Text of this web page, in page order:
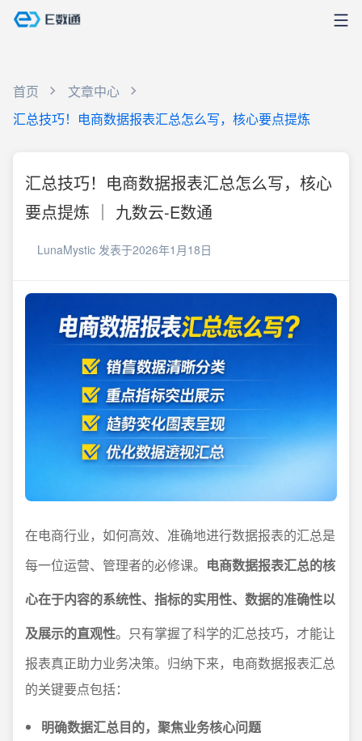
首页
文章中心
汇总技巧！电商数据报表汇总怎么写，核心要点提炼
汇总技巧！电商数据报表汇总怎么写，核心
要点提炼 ｜ 九数云-E数通
LunaMystic 发表于2026年1月18日
在电商行业，如何高效、准确地进行数据报表的汇总是
每一位运营、管理者的必修课。 电商数据报表汇总的核
心在于内容的系统性、指标的实用性、数据的准确性以
及展示的直观性。只有掌握了科学的汇总技巧，才能让
报表真正助力业务决策。归纳下来，电商数据报表汇总
的关键要点包括：
明确数据汇总目的，聚焦业务核心问题